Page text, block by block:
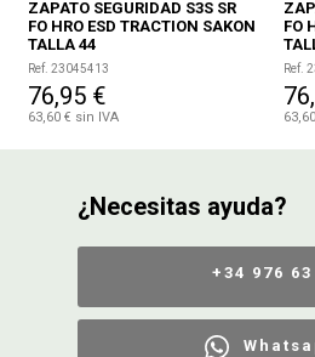
ZAPATO SEGURIDAD S3S SR
FO HRO ESD TRACTION SAKON
TALLA 44
Ref. 23045413
76,95 €
63,60 € sin IVA
FO
Ref.
¿Necesitas ayuda?
+34 976 63